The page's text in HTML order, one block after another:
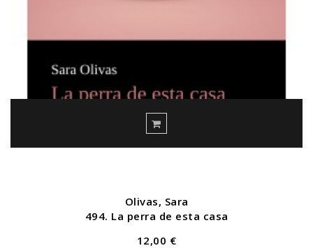
Olivas, Sara
494. La perra de esta casa
12,00 €